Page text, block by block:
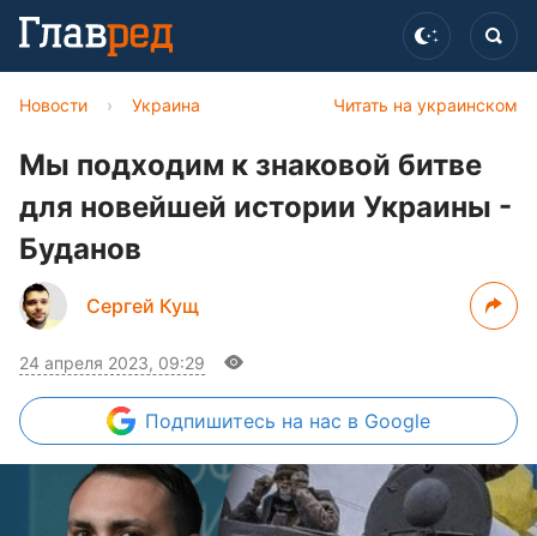
Читать на украинском
Новости › Украина
Мы подходим к знаковой битве
для новейшей истории Украины -
Буданов
Сергей Кущ
24 апреля 2023, 09:29
Подпишитесь на нас в Google